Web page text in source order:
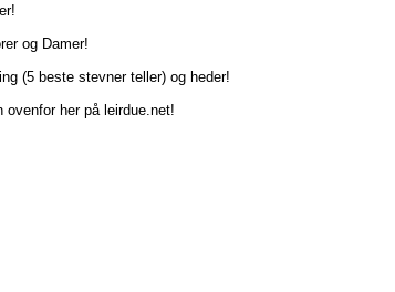
og Damer!
(5 beste stevner teller) og heder!
ovenfor her på leirdue.net!